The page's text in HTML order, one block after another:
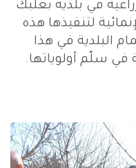
في بلدية بعلبك
لتنفيذها هذه
البلدية في هذا
في سلّم أولوياتها.